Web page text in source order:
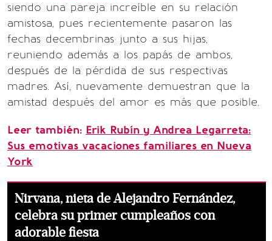
siendo una pareja increíble en su relación
amistosa, pues recientemente pasaron las
fechas decembrinas junto a sus hijas,
reuniendo además a los papás de ambos,
después de la pérdida de sus respectivas
madres. Así, nuevamente demuestran que la
amistad después del amor es más que posible.
Leer también: Erik Rubín y Andrea Legarreta:
Sus emotivas vacaciones familiares en Nueva
York
Nirvana, nieta de Alejandro Fernández,
celebra su primer cumpleaños con
adorable fiesta